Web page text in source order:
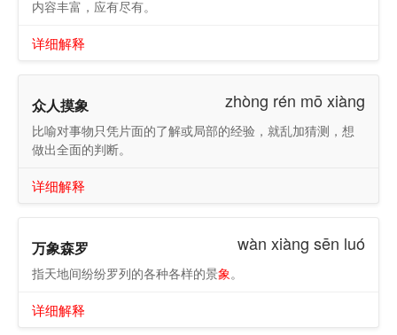
内容丰富，应有尽有。
详细解释
众人摸象 zhòng rén mō xiàng
比喻对事物只凭片面的了解或局部的经验，就乱加猜测，想
做出全面的判断。
详细解释
万象森罗 wàn xiàng sēn luó
指天地间纷纷罗列的各种各样的景象。
详细解释